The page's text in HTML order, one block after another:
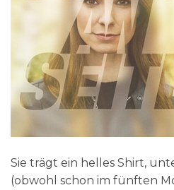
Sie trägt ein helles Shirt,
(obwohl schon im fünften